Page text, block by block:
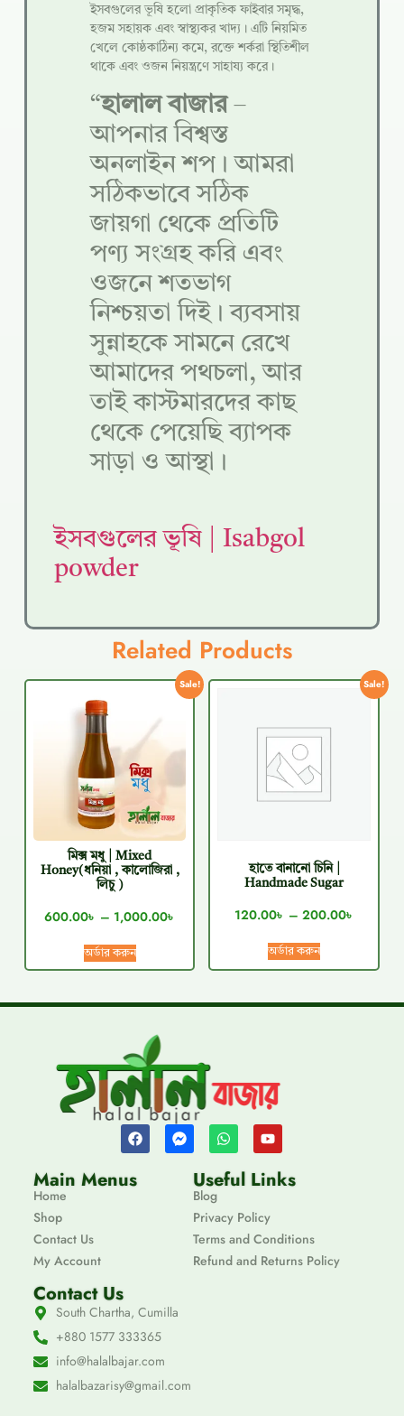
Related Products
Sale!
মিক্স মধু | Mixed
Honey(ধনিয়া , কালোজিরা ,
লিচু )
600.00৳ – 1,000.00৳
অর্ডার করুন
Sale!
হাতে বানানো চিনি |
Handmade Sugar
120.00৳ – 200.00৳
অর্ডার করুন
ইসবগুলের ভূষি হলো প্রাকৃতিক ফাইবার সমৃদ্ধ,
হজম সহায়ক এবং স্বাস্থ্যকর খাদ্য। এটি নিয়মিত
খেলে কোষ্ঠকাঠিন্য কমে, রক্তে শর্করা স্থিতিশীল
থাকে এবং ওজন নিয়ন্ত্রণে সাহায্য করে।
“হালাল বাজার–
আপনার বিশ্বস্ত
অনলাইন শপ। আমরা
সঠিকভাবে সঠিক
জায়গা থেকে প্রতিটি
পণ্য সংগ্রহ করি এবং
ওজনে শতভাগ
নিশ্চয়তা দিই। ব্যবসায়
সুন্নাহকে সামনে রেখে
আমাদের পথচলা, আর
তাই কাস্টমারদের কাছ
থেকে পেয়েছি ব্যাপক
সাড়া ও আস্থা।
ইসবগুলের ভূষি | Isabgol
powder
Main Menus
Home
Shop
Contact Us
My Account
Useful Links
Blog
Privacy Policy
Terms and Conditions
Refund and Returns Policy
Contact Us
South Chartha, Cumilla
+880 1577 333365
info@halalbajar.com
halalbazarisy@gmail.com